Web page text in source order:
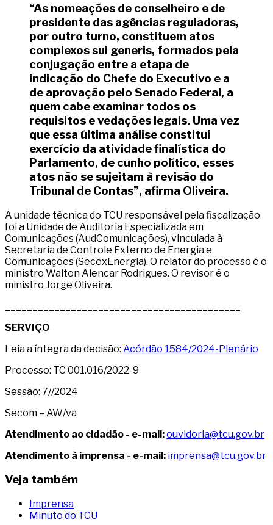
“As nomeações de conselheiro e de
presidente das agências reguladoras,
por outro turno, constituem atos
complexos sui generis, formados pela
conjugação entre a etapa de
indicação do Chefe do Executivo e a
de aprovação pelo Senado Federal, a
quem cabe examinar todos os
requisitos e vedações legais. Uma vez
que essa última análise constitui
exercício da atividade finalística do
Parlamento, de cunho político, esses
atos não se sujeitam à revisão do
Tribunal de Contas”, afirma Oliveira.
A unidade técnica do TCU responsável pela fiscalização
foi a Unidade de Auditoria Especializada em
Comunicações (AudComunicações), vinculada à
Secretaria de Controle Externo de Energia e
Comunicações (SecexEnergia). O relator do processo é o
ministro Walton Alencar Rodrigues. O revisor é o
ministro Jorge Oliveira.
SERVIÇO
Leia a íntegra da decisão: Acórdão 1584/2024-Plenário
Processo: TC 001.016/2022-9
Sessão: 7//2024
Secom – AW/va
Atendimento ao cidadão - e-mail:ouvidoria@tcu.gov.br
Atendimento à imprensa - e-mail: imprensa@tcu.gov.br
Veja também
Imprensa
Minuto do TCU